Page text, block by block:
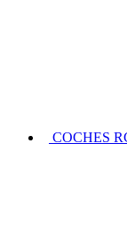
COCHES